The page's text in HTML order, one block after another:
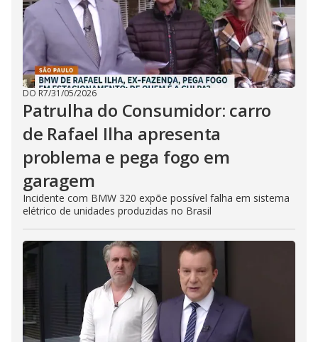
DO R7/31/05/2026
Patrulha do Consumidor: carro
de Rafael Ilha apresenta
problema e pega fogo em
garagem
Incidente com BMW 320 expõe possível falha em sistema
elétrico de unidades produzidas no Brasil